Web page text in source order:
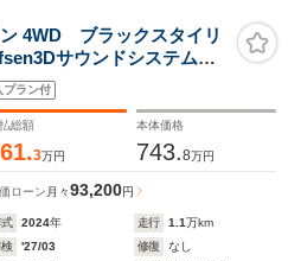
4WD ブラックスタイリ
サウンドシステム
イールステアリング パ
ティブエアサス 22イン
プラン付
総額
3万円
本体価格
743.8万円
ローン 月々93,200円
式 2024年 走行 1.1万km
'27/03 修復
なし